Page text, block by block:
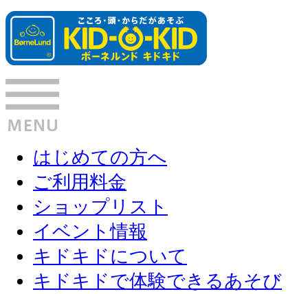
はじめての方へ
ご利用料金
ショップリスト
イベント情報
キドキドについて
キドキドで体験できるあそび